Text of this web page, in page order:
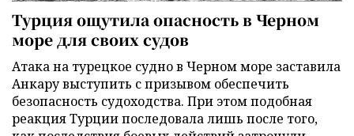
Турция ощутила опасность в Черном
море для своих судов
Атака на турецкое судно в Черном море заставила
Анкару выступить с призывом обеспечить
безопасность судоходства. При этом подобная
реакция Турции последовала лишь после того,